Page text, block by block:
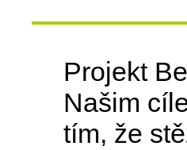
Projekt
Našim
tím, že